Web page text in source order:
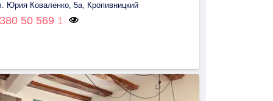
Юрия Коваленко, 5a, Кропивницкий
50 569 14